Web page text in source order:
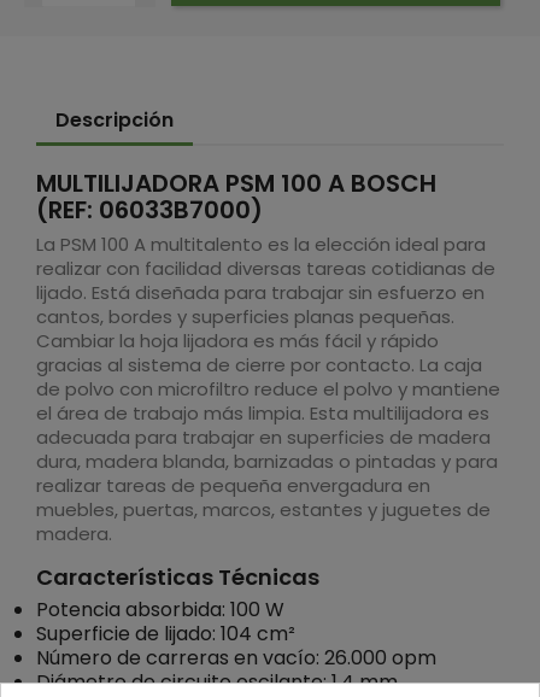
Descripción
MULTILIJADORA PSM 100 A BOSCH
(REF: 06033B7000)
La PSM 100 A multitalento es la elección ideal para
realizar con facilidad diversas tareas cotidianas de
lijado. Está diseñada para trabajar sin esfuerzo en
cantos, bordes y superficies planas pequeñas.
Cambiar la hoja lijadora es más fácil y rápido
gracias al sistema de cierre por contacto. La caja
de polvo con microfiltro reduce el polvo y mantiene
el área de trabajo más limpia. Esta multilijadora es
adecuada para trabajar en superficies de madera
dura, madera blanda, barnizadas o pintadas y para
realizar tareas de pequeña envergadura en
muebles, puertas, marcos, estantes y juguetes de
madera.
Características Técnicas
Potencia absorbida: 100 W
Superficie de lijado: 104 cm²
Número de carreras en vacío: 26.000 opm
Diámetro de circuito oscilante: 1,4 mm